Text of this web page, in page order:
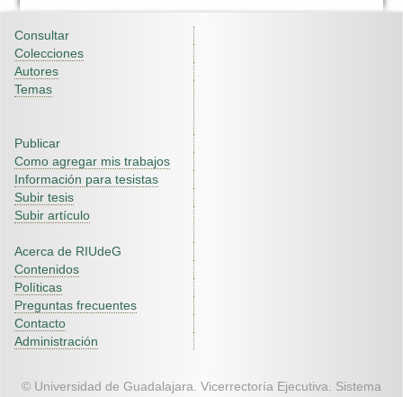
Consultar
Colecciones
Autores
Temas
Publicar
Como agregar mis trabajos
Información para tesistas
Subir tesis
Subir artículo
Acerca de RIUdeG
Contenidos
Políticas
Preguntas frecuentes
Contacto
Administración
© Universidad de Guadalajara. Vicerrectoría Ejecutiva. Sistema